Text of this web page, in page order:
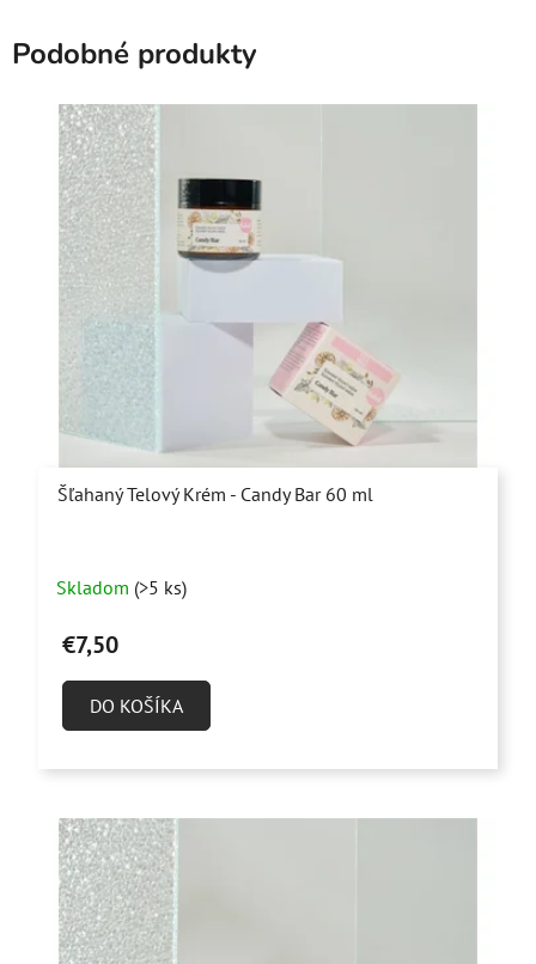
Podobné produkty
Šľahaný Telový Krém - Candy Bar 60 ml
hodnotenie
produktu
z
Skladom (>5 ks)
€7,50
DO KOŠÍKA